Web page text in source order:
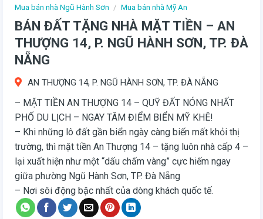
Mua bán nhà Ngũ Hành Sơn / Mua bán nhà Mỹ An
BÁN ĐẤT TẶNG NHÀ MẶT TIỀN – AN
THƯỢNG 14, P. NGŨ HÀNH SƠN, TP. ĐÀ
NẴNG
AN THƯỢNG 14, P. NGŨ HÀNH SƠN, TP. ĐÀ NẴNG
– MẶT TIỀN AN THƯỢNG 14 – QUỸ ĐẤT NÓNG NHẤT
PHỐ DU LỊCH – NGAY TÂM ĐIỂM BIỂN MỸ KHÊ!
– Khi những lô đất gần biển ngày càng biến mất khỏi thị
trường, thì mặt tiền An Thượng 14 – tặng luôn nhà cấp 4 –
lại xuất hiện như một “dấu chấm vàng” cực hiếm ngay
giữa phường Ngũ Hành Sơn, TP. Đà Nẵng
– Nơi sôi động bậc nhất của dòng khách quốc tế.